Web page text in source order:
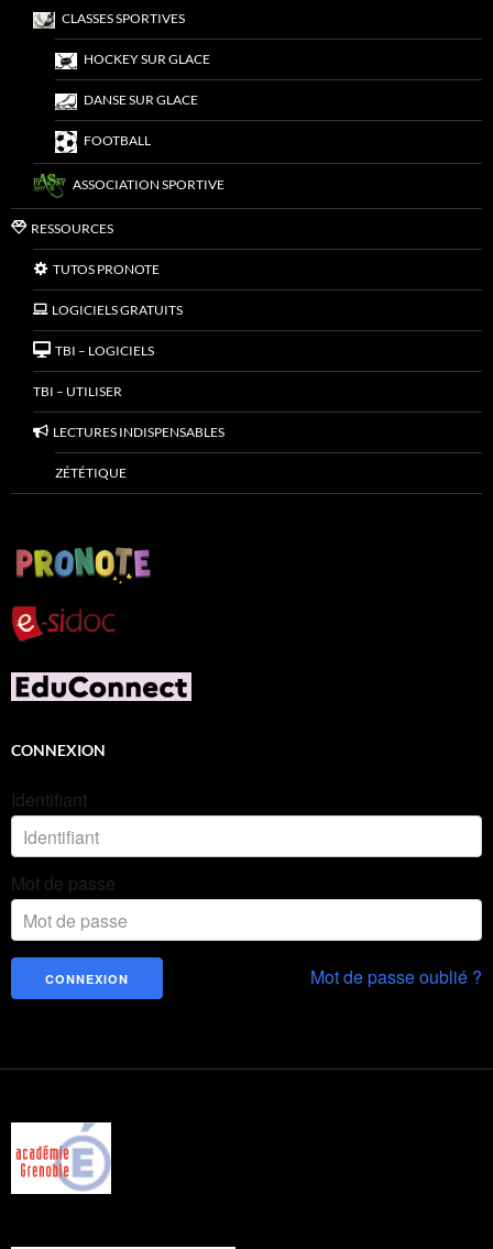
CLASSES SPORTIVES
HOCKEY SUR GLACE
DANSE SUR GLACE
FOOTBALL
ASSOCIATION SPORTIVE
RESSOURCES
TUTOS PRONOTE
LOGICIELS GRATUITS
TBI – LOGICIELS
TBI – UTILISER
LECTURES INDISPENSABLES
ZÉTÉTIQUE
CONNEXION
Identifiant
Mot de passe
Mot de passe oublié ?